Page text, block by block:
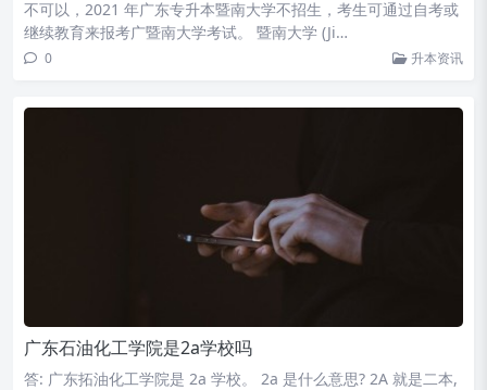
不可以，2021 年广东专升本暨南大学不招生，考生可通过自考或
继续教育来报考广暨南大学考试。 暨南大学 (Ji…
0 升本资讯
广东石油化工学院是2a学校吗
答: 广东拓油化工学院是 2a 学校。 2a 是什么意思? 2A 就是二本,